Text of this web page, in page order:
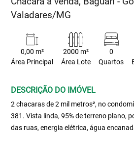
Valadares/MG
0,00 m²
Área Principal
2000 m²
Área Lote
0
Quartos
DESCRIÇÃO DO IMÓVEL
2 chacaras de 2 mil metros², no
381. Vista linda, 95% de terreno plano,
das ruas, energia elétrica, água